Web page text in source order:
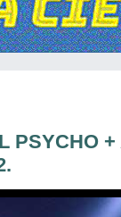
PSYCHO